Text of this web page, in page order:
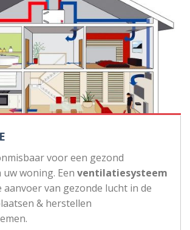
voor een gezond
woning. Een ventilatiesysteem
van gezonde lucht in de
& herstellen